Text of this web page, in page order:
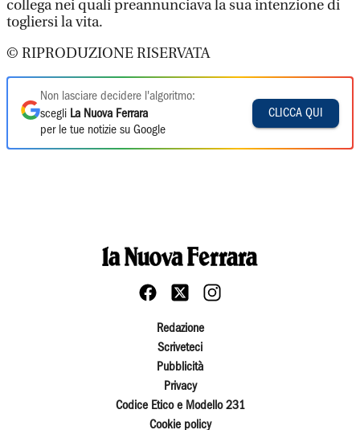
collega nei quali preannunciava la sua intenzione di
togliersi la vita.
© RIPRODUZIONE RISERVATA
Non lasciare decidere l'algoritmo:
scegli La Nuova Ferrara
per le tue notizie su Google
CLICCA QUI
Redazione
Scriveteci
Pubblicità
Privacy
Codice Etico e Modello 231
Cookie policy